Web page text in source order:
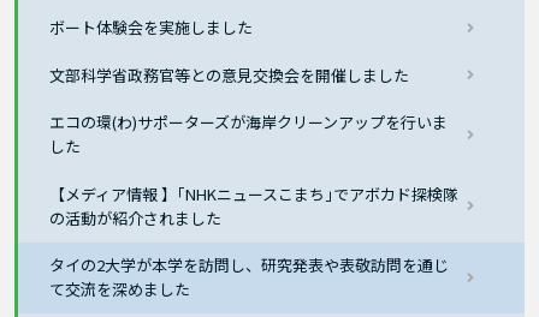
ボート体験会を実施しました
文部科学省政務官等との意見交換会を開催しました
エコの環(わ)サポーターズが海岸クリーンアップを行いま
した
【メディア情報 】｢NHKニュースこまち｣でアボカド探検隊
の活動が紹介されました
タイの2大学が本学を訪問し、研究発表や表敬訪問を通じ
て交流を深めました